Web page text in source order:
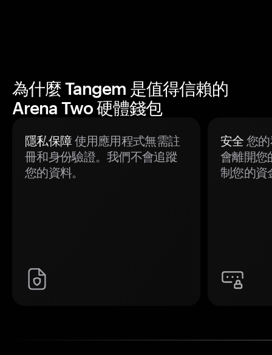
為什麼 Tangem 是值得信賴的
Arena Two 硬體錢包
隱私保障使用應用程式無需註
冊和身份驗證。我們不會追蹤
您的資料。
安全 您
會離開您
制您的資